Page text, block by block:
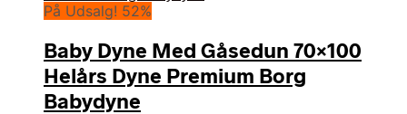
På Udsalg! 52%
Baby Dyne Med Gåsedun 70×100
Helårs Dyne Premium Borg
Babydyne